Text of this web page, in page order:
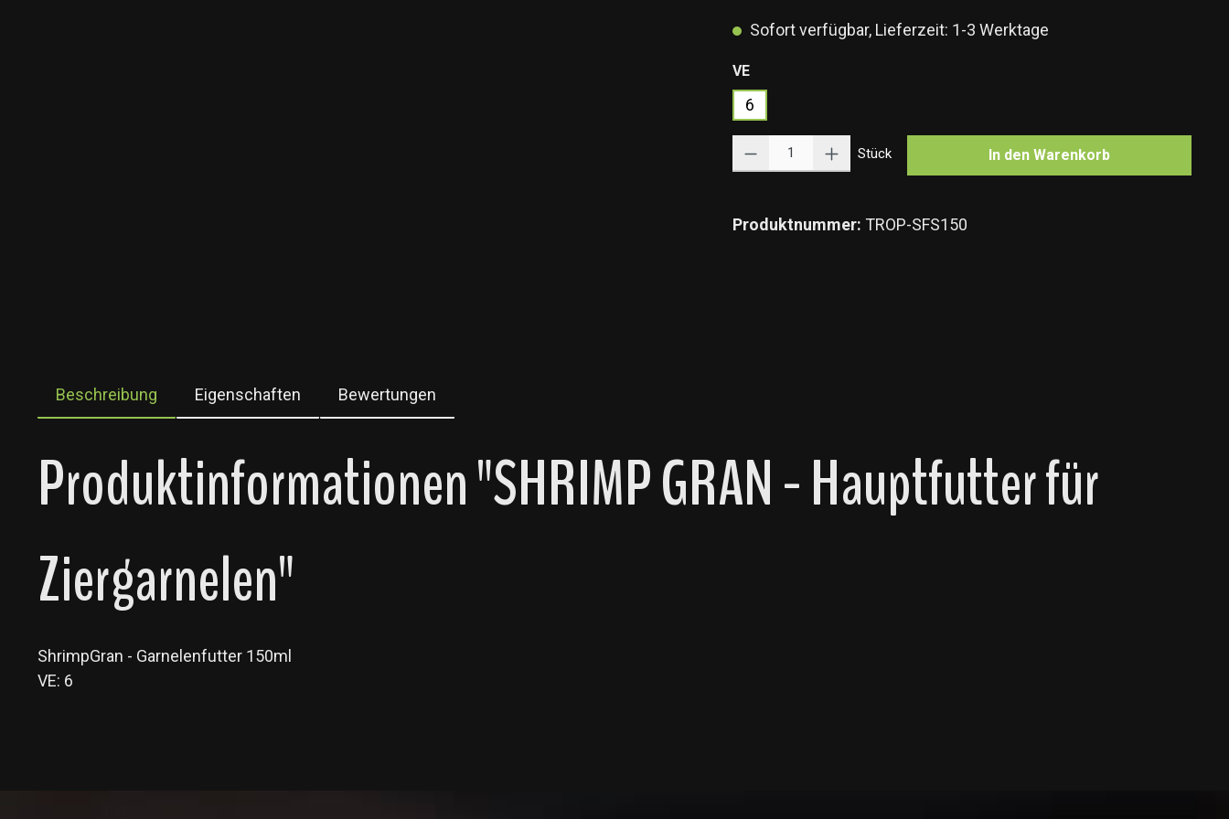
Sofort verfügbar, Lieferzeit: 1-3 Werktage
VEauswählen
6
Stück In den Warenkorb
Produktnummer: TROP-SFS150
Beschreibung Eigenschaften Bewertungen
Produktinformationen "SHRIMP GRAN - Hauptfutter für
Ziergarnelen"
ShrimpGran - Garnelenfutter 150ml
VE: 6